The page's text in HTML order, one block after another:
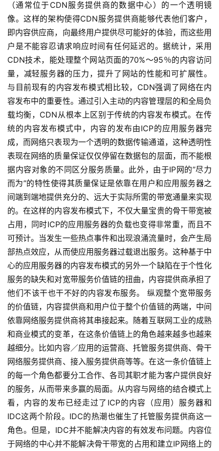
（通常位于CDN服务提供商的数据中心）的一个透明镜
像。这样的架构使得CDN服务提供商能够代表他们客户，
即内容供应商，向最终用户提供尽可能好的体验，而这些用
户是不能容忍请求响应时间有任何延迟的。据统计，采用
CDN技术，能处理整个网站页面的70%～95％的内容访问
量，减轻服务器的压力，提升了网站的性能和可扩展性。
与目前现有的内容发布模式相比较，CDN强调了网络在内
容发布中的重要性。通过引入主动的内容管理层的和全局负
载均衡，CDN从根本上区别于传统的内容发布模式。在传
统的内容发布模式中，内容的发布由ICP的应用服务器完
成，而网络只表现为一个透明的数据传输通道，这种透明性
表现在网络的质量保证仅仅停留在数据包的层面，而不能根
据内容对象的不同区分服务质量。此外，由于IP网的”尽力
而为”的特性使得其质量保证是依靠在用户和应用服务器之
间端到端地提供充分的、远大于实际所需的带宽通量来实现
的。在这样的内容发布模式下，不仅大量宝贵的骨干带宽被
占用，同时ICP的应用服务器的负载也变得非常重，而且不
可预计。当发生一些热点事件和出现浪涌流量时，会产生局
部热点效应，从而使应用服务器过载退出服务。这种基于中
心的应用服务器的内容发布模式的另外一个缺陷在于个性化
服务的缺失和对宽带服务价值链的扭曲，内容提供商承担了
他们不该干也干不好的内容发布服务。 纵观整个宽带服务
的价值链，内容提供商和用户位于整个价值链的两端，中间
依靠网络服务提供商将其串接起来。随着互联网工业的成熟
和商业模式的变革，在这条价值链上的角色越来越多也越来
越细分。比如内容／应用的运营商、托管服务提供商、骨干
网络服务提供商、接入服务提供商等等。在这一条价值链上
的每一个角色都要分工合作、各司其职才能为客户提供良好
的服务，从而带来多赢的局面。从内容与网络的结合模式上
看，内容的发布已经走过了ICP的内容（应用）服务器和
IDC这两个阶段。IDC的热潮也催生了托管服务提供商这一
角色。但是，IDC并不能解决内容的有效发布问题。内容位
于网络的中心并不能解决骨干带宽的占用和建立IP网络上的